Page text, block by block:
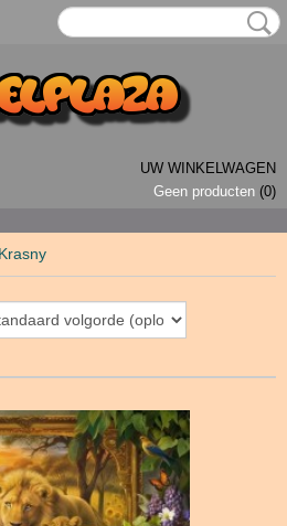
UW WINKELWAGEN
Geen producten (0)